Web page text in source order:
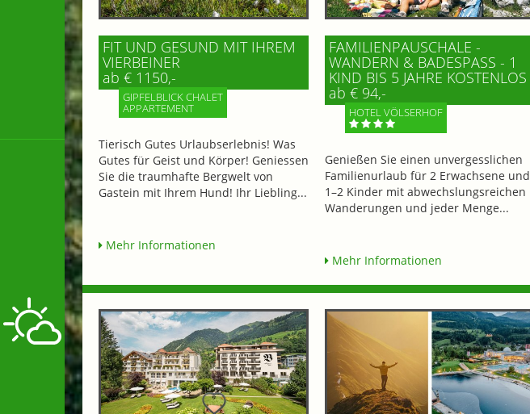
FIT UND GESUND MIT IHREM
VIERBEINER
ab € 1150,-
GIPFELBLICK CHALET
APPARTEMENT
Tierisch Gutes Urlaubserlebnis! Was
Gutes für Geist und Körper! Geniessen
Sie die traumhafte Bergwelt von
Gastein mit Ihrem Hund! Ihr Liebling...
Mehr Informationen
FAMILIENPAUSCHALE -
WANDERN & BADESPASS - 1 K
IND BIS 5 JAHRE KOSTENLOS
ab € 94,-
HOTEL VÖLSERHOF
Genießen Sie einen unvergesslichen
Familienurlaub für 2 Erwachsene und
1–2 Kinder mit abwechslungsreichen
Wanderungen und jeder Menge...
Mehr Informationen